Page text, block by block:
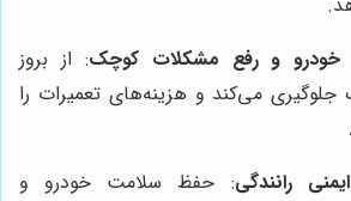
خودرو و رفع مشکلات کوچک: از بروز
جلوگیری می‌کند و هزینه‌های تعمیرات را
رانندگی: حفظ سلامت خودرو و